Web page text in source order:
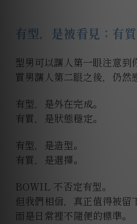
有型，是被看見；有
型男可以讓人第一眼注意到
質男讓人第二眼之後，仍然
有型，是外在完成。
有質，是狀態穩定。
有型，是造型。
有質，是選擇。
BOWIL 不否定有型。
但我們相信，真正值得被留
而是日常裡不隨便的標準。